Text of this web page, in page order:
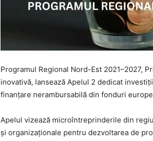
Programul Regional Nord-Est 2021–2027,
inovativă, lansează Apelul 2 dedicat
finanțare nerambursabilă din fonduri
Apelul vizează microîntreprinderile din
și organizaționale pentru dezvoltarea de